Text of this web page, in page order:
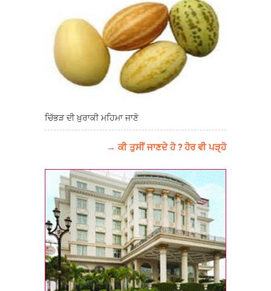
ਚਿੱਭੜ ਦੀ ਖ਼ੁਰਾਕੀ ਮਹਿਮਾ ਜਾਣੋ
→ ਕੀ ਤੁਸੀਂ ਜਾਣਦੇ ਹੋ ? ਹੋਰ ਵੀ ਪੜ੍ਹੋ